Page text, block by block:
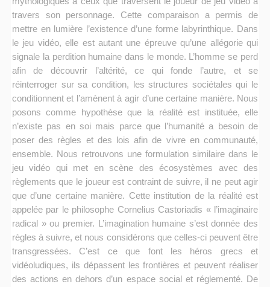
travers son personnage. Cette comparaison a permis de
mettre en lumière l’existence d’une forme labyrinthique. Dans
le jeu vidéo, elle est autant une épreuve qu’une allégorie qui
signale la perdition humaine dans le monde. L’homme se perd
afin de découvrir l’altérité, ce qui fonde l’autre, et se
réinterroger sur sa condition, les structures sociétales qui le
conditionnent et l’amènent à agir d’une certaine manière. Nous
posons comme hypothèse que la réalité est instituée, elle
n’existe pas en soi mais parce que l’humanité a besoin de
poser des règles et des lois afin de vivre en communauté,
ensemble. Nous retrouvons une formulation similaire dans le
jeu vidéo qui met en scène des écosystèmes avec des
règlements que le joueur est contraint de suivre, il ne peut agir
que d’une certaine manière. Cette institution de la réalité est
appelée par le philosophe Cornelius Castoriadis « l’imaginaire
radical » ou premier. L’imagination humaine s’est donnée des
règles à suivre, et nous considérons que celles-ci peuvent être
transgressées. C’est ce que font les héros grecs et
vidéoludiques, ils dépassent les frontières et peuvent réaliser
des actions en dehors d’un espace social et réglementé. De